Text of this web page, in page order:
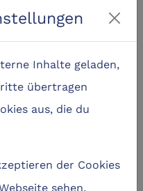
Inhalte geladen,
übertragen
aus, die du
der Cookies
sehen.
ermöglichen